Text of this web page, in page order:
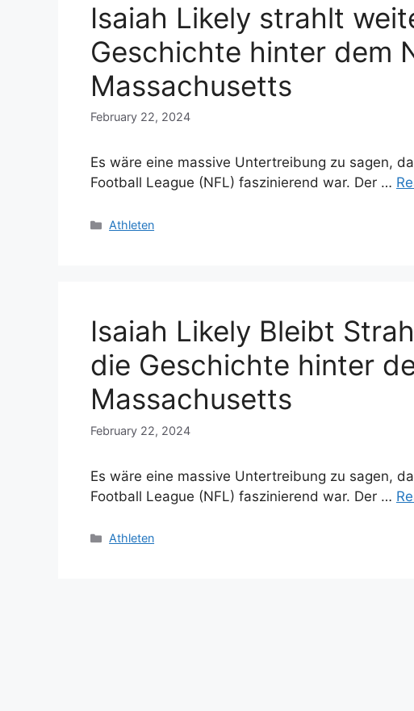
Isaiah Likely strahlt
Geschichte hinter dem
Massachusetts
February 22, 2024
Es wäre eine massive Untertreibung zu sagen,
Football League (NFL) faszinierend war. Der …
Categories
Athleten
Isaiah Likely Bleibt
die Geschichte hinter
Massachusetts
February 22, 2024
Es wäre eine massive Untertreibung zu sagen,
Football League (NFL) faszinierend war. Der …
Categories
Athleten